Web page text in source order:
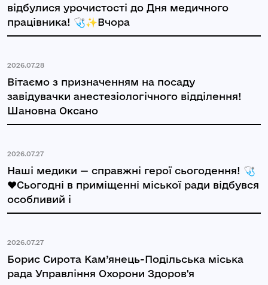
відбулися урочистості до Дня медичного
працівника! 🩺✨Вчора
2026.07.28
Вітаємо з призначенням на посаду
завідувачки анестезіологічного відділення!
Шановна Оксано
2026.07.27
Наші медики — справжні герої сьогодення! 🩺
❤️Сьогодні в приміщенні міської ради відбувся
особливий і
2026.07.27
Борис Сирота Кам’янець-Подільська міська
рада Управління Охорони Здоров'я